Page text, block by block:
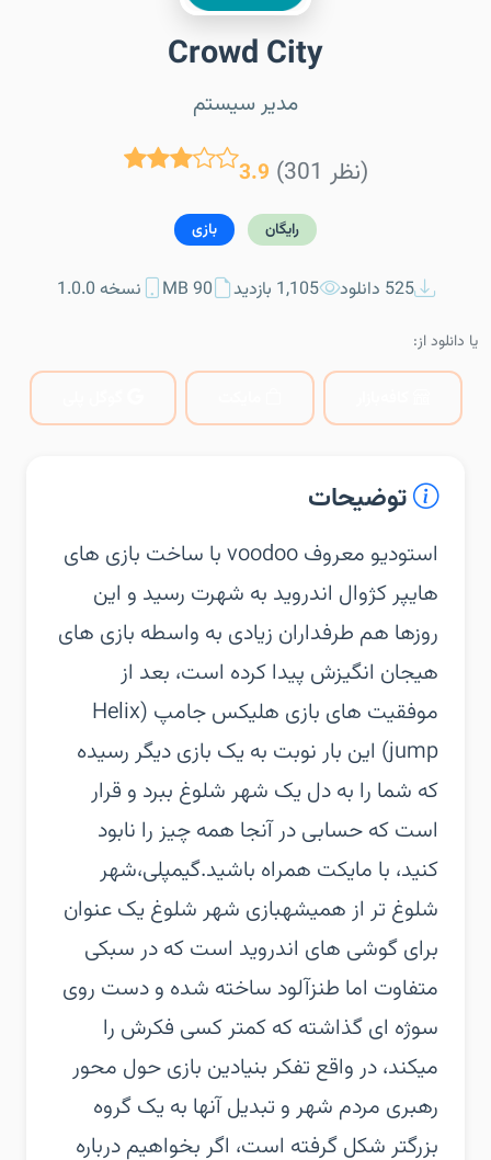
Crowd City
مدیر سیستم
3.9 (301 نظر)
رایگان بازی
525 دانلود 1,105 بازدید 90 MB نسخه 1.0.0
یا دانلود از:
توضیحات
استودیو معروف voodoo با ساخت بازی های
هایپر کژوال اندروید به شهرت رسید و این
روزها هم طرفداران زیادی به واسطه بازی های
هیجان انگیزش پیدا کرده است، بعد از
موفقیت های بازی هلیکس جامپ (Helix
jump) این بار نوبت به یک بازی دیگر رسیده
که شما را به دل یک شهر شلوغ ببرد و قرار
است که حسابی در آنجا همه چیز را نابود
کنید، با مایکت همراه باشید.گیمپلی،شهر
شلوغ تر از همیشهبازی شهر شلوغ یک عنوان
برای گوشی های اندروید است که در سبکی
متفاوت اما طنزآلود ساخته شده و دست روی
سوژه ای گذاشته که کمتر کسی فکرش را
میکند، در واقع تفکر بنیادین بازی حول محور
رهبری مردم شهر و تبدیل آنها به یک گروه
بزرگتر شکل گرفته است، اگر بخواهیم درباره